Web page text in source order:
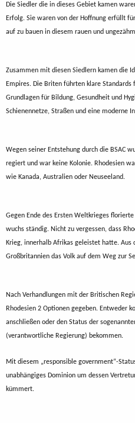
Die Siedler die in dieses Gebiet kamen
Erfolg. Sie waren von der Hoffnung erfüllt
auf zu bauen in diesem rauen und
Zusammen mit diesen Siedlern kamen die
Empires. Die Briten führten klare
Grundlagen für Bildung, Gesundheit und
Schienennetze, Straßen und eine moderne
Wegen seiner Entstehung durch die BSAC
regiert und war keine Kolonie. Rhodesien
wie Kanada, Australien oder Neuseeland.
Gegen Ende des Ersten Weltkrieges
wuchs ständig. Nicht zu vergessen, dass
Krieg, innerhalb Afrikas geleistet hatte. Aus
Großbritannien das Volk auf dem Weg zur
Nach Verhandlungen mit der Britischen
Rhodesien 2 Optionen gegeben. Entweder
anschließen oder den Status der
(verantwortliche Regierung) bekommen.
Mit diesem „responsible government“-
unabhängiges Dominion um dessen
kümmert.